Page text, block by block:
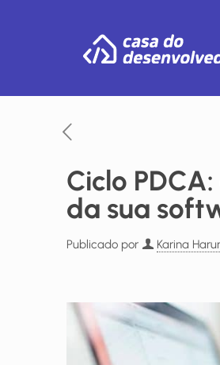
Ciclo
da sua
Publicado por Karina